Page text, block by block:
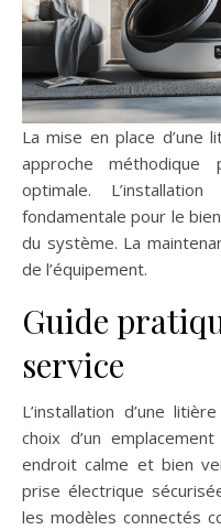
La mise en place d’une
approche méthodique
optimale.
fondamentale pour le
du système. La
de l’équipement.
Guide
service
L’installation d’une
choix d’un
endroit calme et bien
prise électrique
les modèles connectés